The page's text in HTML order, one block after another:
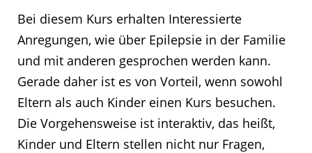
Bei diesem Kurs erhalten Interessierte
Anregungen, wie über Epilepsie in der Familie
und mit anderen gesprochen werden kann.
Gerade daher ist es von Vorteil, wenn sowohl
Eltern als auch Kinder einen Kurs besuchen.
Die Vorgehensweise ist interaktiv, das heißt,
Kinder und Eltern stellen nicht nur Fragen,